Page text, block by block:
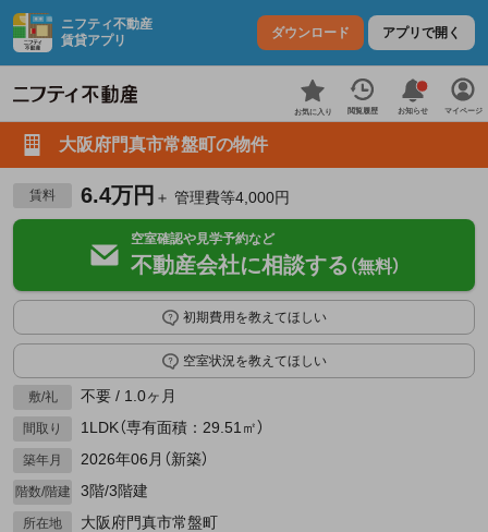
ニフティ不動産
賃貸アプリ
ダウンロード アプリで開く
お気に入り 閲覧履歴 お知らせ マイページ
大阪府門真市常盤町の物件
賃料 6.4万円 ＋ 管理費等4,000円
空室確認や見学予約など
不動産会社に相談する （無料）
初期費用を教えてほしい
空室状況を教えてほしい
敷/礼 不要 / 1.0ヶ月
間取り 1LDK（専有面積：29.51㎡）
築年月 2026年06月（新築）
階数/階建 3階/3階建
所在地 大阪府門真市常盤町